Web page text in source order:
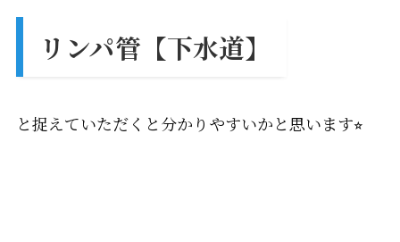
リンパ管【下水道】
と捉えていただくと分かりやすいかと思います⭐︎